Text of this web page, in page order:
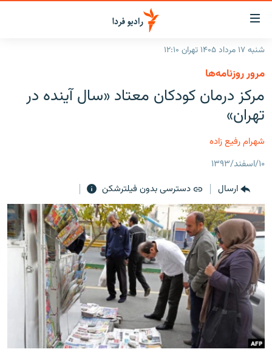
لینک‌های
قابلیت
دسترسی
بازگشت
منوی
اصلی
صفحه
ایران
جهان
فرکانس‌ها
پادکست
گزارش‌های تصویری
گزارش‌های ویدئویی
زنان فردا
English
به ما بپیوندید
زبان‌های دیگر
شنبه ۱۷ مرداد ۱۴۰۵ تهران ۱۲:۱۰
مرور روزنامه‌ها
مرکز درمان کودکان معتاد «سال آینده در
تهران»
شهرام رفیع زاده
۱۰/اسفند/۱۳۹۳
ارسال
دسترسی بدون فیلترشکن